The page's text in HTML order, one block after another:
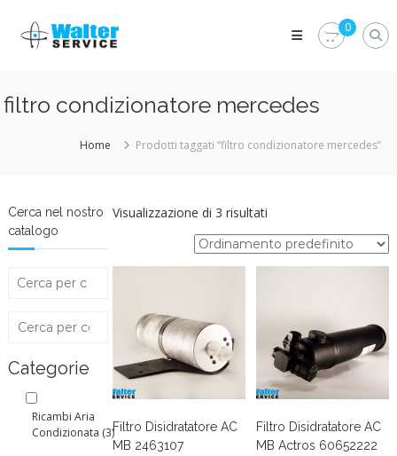
content
Walter
Service
parti
Walter
Service
Srl
0
filtro condizionatore mercedes
Home Prodotti taggati “filtro condizionatore mercedes”
Visualizzazione di 3 risultati
Filtro Disidratatore AC
MB 2463107
Filtro Disidratatore AC
MB Actros 60652222
Cerca nel nostro
catalogo
Categorie
Ricambi Aria
Condizionata (3)